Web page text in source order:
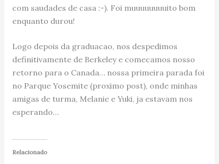
com saudades de casa :-). Foi muuuuuuuuito bom
enquanto durou!
Logo depois da graduacao, nos despedimos
definitivamente de Berkeley e comecamos nosso
retorno para o Canada… nossa primeira parada foi
no Parque Yosemite (proximo post), onde minhas
amigas de turma, Melanie e Yuki, ja estavam nos
esperando…
Relacionado